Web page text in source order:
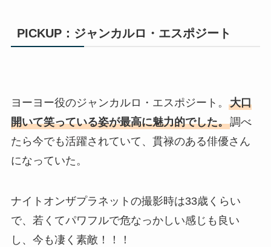
PICKUP：ジャンカルロ・エスポジート
ヨーヨー役のジャンカルロ・エスポジート。 大口
開いて笑っている姿が最高に魅力的でした。調べ
たら今でも活躍されていて、貫禄のある俳優さん
になっていた。
ナイトオンザプラネットの撮影時は33歳くらい
で、若くてパワフルで危なっかしい感じも良い
し、今も凄く素敵！！！